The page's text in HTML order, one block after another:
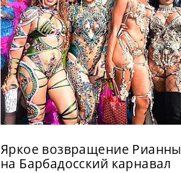
Яркое возвращение Рианны
на Барбадосский карнавал